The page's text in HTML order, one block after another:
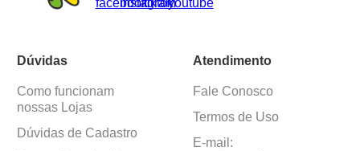
Dúvidas
Como funcionam
nossas Lojas
Dúvidas de Cadastro
Atendimento
Fale Conosco
Termos de Uso
E-mail: